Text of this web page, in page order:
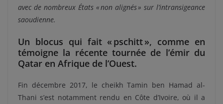
avec de nombreux États « non alignés » sur l’intransigeance
saoudienne.
Un blocus qui fait « pschitt », comme en
témoigne la récente tournée de l’émir du
Qatar en Afrique de l’Ouest.
Fin décembre 2017, le cheikh Tamin ben Hamad al-
Thani s’est notamment rendu en Côte d’Ivoire, où il a